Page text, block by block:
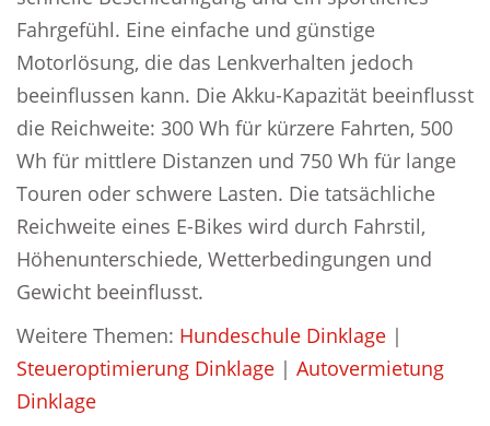
Fahrgefühl. Eine einfache und günstige
Motorlösung, die das Lenkverhalten jedoch
beeinflussen kann. Die Akku-Kapazität beeinflusst
die Reichweite: 300 Wh für kürzere Fahrten, 500
Wh für mittlere Distanzen und 750 Wh für lange
Touren oder schwere Lasten. Die tatsächliche
Reichweite eines E-Bikes wird durch Fahrstil,
Höhenunterschiede, Wetterbedingungen und
Gewicht beeinflusst.
Weitere Themen: Hundeschule Dinklage |
Steueroptimierung Dinklage | Autovermietung
Dinklage